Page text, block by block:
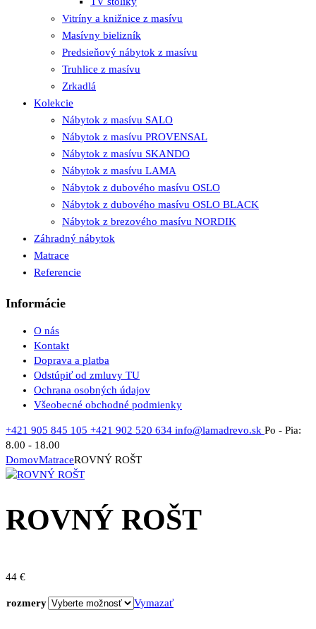
Vitríny a knižnice z masívu
Masívny bielizník
Predsieňový nábytok z masívu
Truhlice z masívu
Zrkadlá
Kolekcie
Nábytok z masívu SALO
Nábytok z masívu PROVENSAL
Nábytok z masívu SKANDO
Nábytok z masívu LAMA
Nábytok z dubového masívu OSLO
Nábytok z dubového masívu OSLO BLACK
Nábytok z brezového masívu NORDIK
Záhradný nábytok
Matrace
Referencie
Informácie
O nás
Kontakt
Doprava a platba
Odstúpiť od zmluvy TU
Ochrana osobných údajov
Všeobecné obchodné podmienky
+421 905 845 105 +421 902 520 634 info@lamadrevo.sk Po - Pia:
8.00 - 18.00
DomovMatraceROVNÝ ROŠT
ROVNÝ ROŠT
44 €
rozmery Vymazať